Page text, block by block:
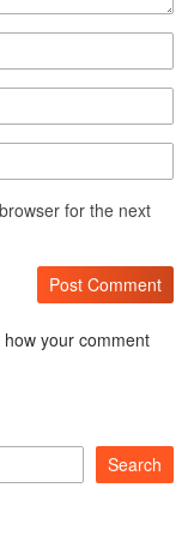
for the next
how your comment
Search